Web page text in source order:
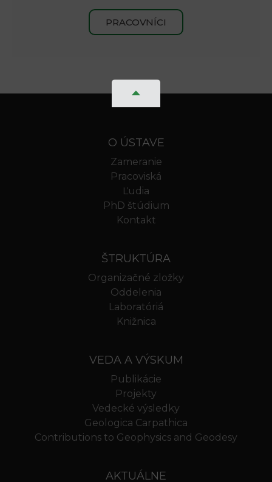
PRACOVNÍCI
O ÚSTAVE
Zameranie
Pracoviská
Ľudia
PhD štúdium
Kontakt
ŠTRUKTÚRA
Organizačné zložky
Oddelenia
Laboratóriá
Knižnica
VEDA A VÝSKUM
Publikácie
Projekty
Vedecké výsledky
Geologica Carpathica
Contributions to Geophysics and Geodesy
AKTUÁLNE